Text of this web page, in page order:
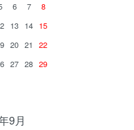
6 7
8
13 14 15
20 21
22
27 28 29
9月